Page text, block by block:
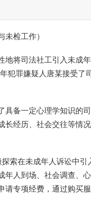
未检工作）
地将司法社工引入未成
犯罪嫌疑人唐某接受了
具备一定心理学知识的
长经历、社会交往等情
索在未成年人诉讼中
年人到场、社会调查、
请专项经费，通过购买